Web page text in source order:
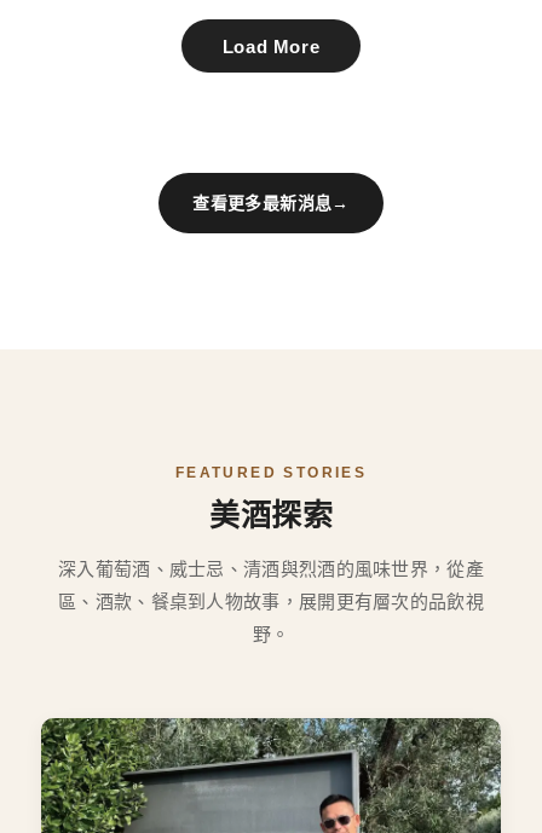
Load More
查看更多最新消息→
FEATURED STORIES
美酒探索
深入葡萄酒、威士忌、清酒與烈酒的風味世界，從產
區、酒款、餐桌到人物故事，展開更有層次的品飲視
野。